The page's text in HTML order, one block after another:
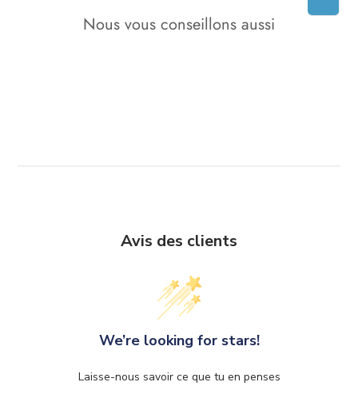
Nous vous conseillons aussi
Avis des clients
We’re looking for stars!
Laisse-nous savoir ce que tu en penses